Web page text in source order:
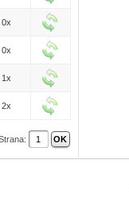
0x
0x
1x
2x